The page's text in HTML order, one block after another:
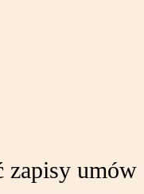
zapisy umów